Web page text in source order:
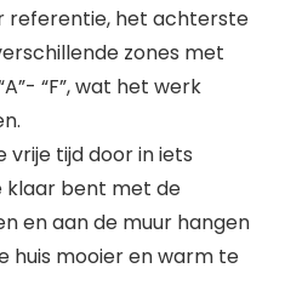
referentie, het achterste
zones met
“F”, wat het werk
vrije tijd door in iets
klaar bent met de
en aan de muur hangen
huis mooier en warm te